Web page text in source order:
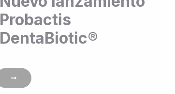
Probactis
DentaBiotic®